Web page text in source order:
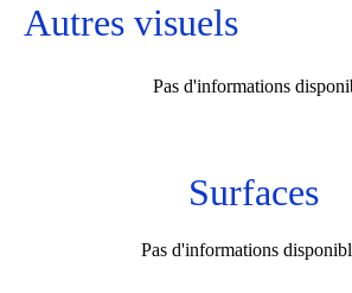
Autres visuels
Pas d'informations
Surfaces
Pas d'informations